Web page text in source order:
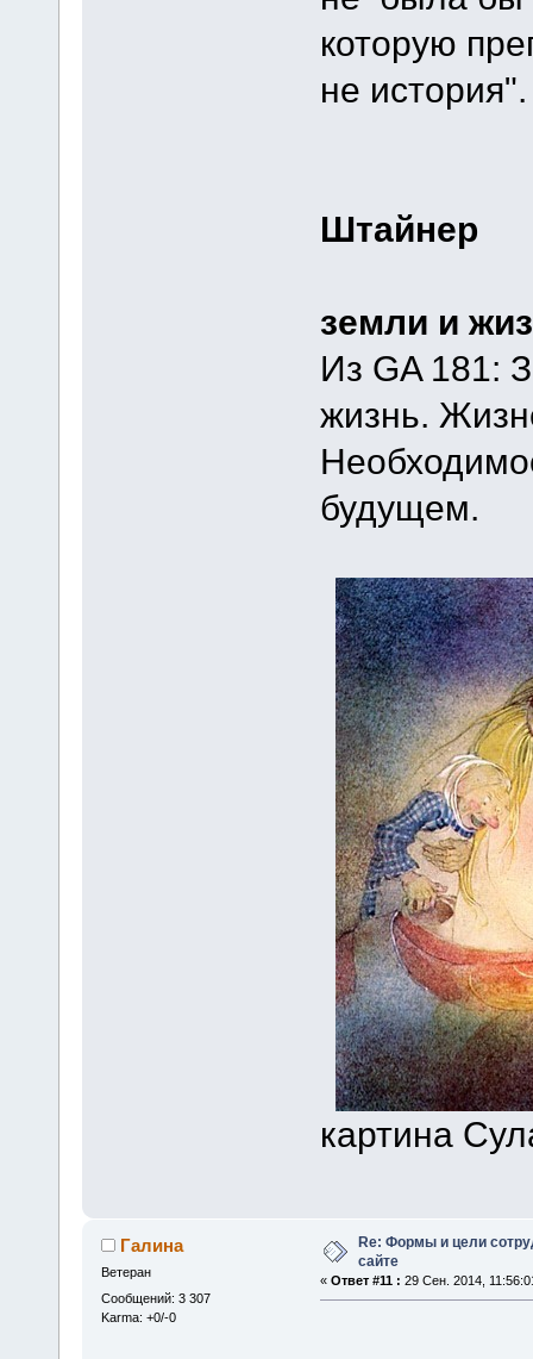
которую
не история".
Штайнер
земли и
Из GA 181:
жизнь.
будущем.
картина
Галина
Ветеран
Сообщений: 3 307
Karma: +0/-0
Re: Формы и цели
сайте
« Ответ #11 : 29 Сен. 2014,